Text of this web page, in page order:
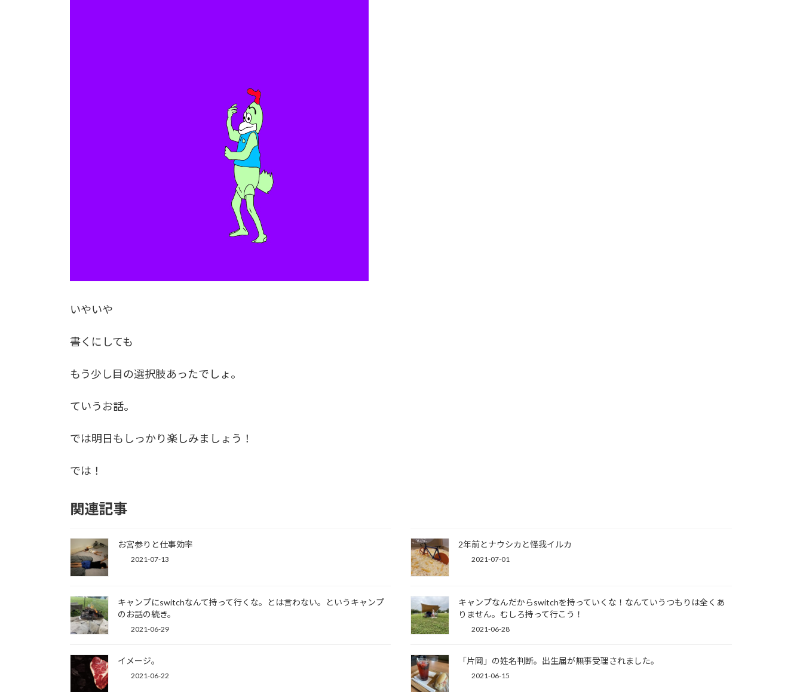
いやいや
書くにしても
もう少し目の選択肢あったでしょ。
ていうお話。
では明日もしっかり楽しみましょう！
では！
関連記事
お宮参りと仕事効率
2021-07-13
2年前とナウシカと怪我イルカ
2021-07-01
キャンプにswitchなんて持って行くな。とは言わない。というキャンプ
のお話の続き。
2021-06-29
キャンプなんだからswitchを持っていくな！なんていうつもりは全くあ
りません。むしろ持って行こう！
2021-06-28
イメージ。
2021-06-22
「片岡」の姓名判断。出生届が無事受理されました。
2021-06-15